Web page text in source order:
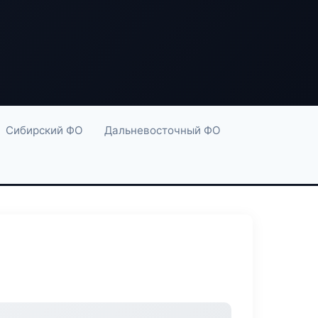
Сибирский ФО Дальневосточный ФО